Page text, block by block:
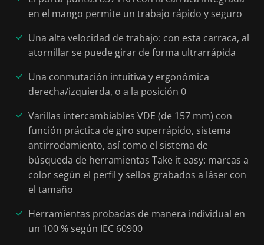
en el mango permite un trabajo rápido y seguro
Una alta velocidad de trabajo: con esta carraca, al
atornillar se puede girar de forma ultrarrápida
Una conmutación intuitiva y ergonómica
derecha/izquierda, o a la posición 0
Varillas intercambiables VDE (de 157 mm) con
función práctica de giro superrápido, sistema
antirrodamiento, así como el sistema de
búsqueda de herramientas Take it easy: marcas a
color según el perfil y sellos grabados a láser con
el tamaño
Herramientas probadas de manera individual en
un 100 % según IEC 60900